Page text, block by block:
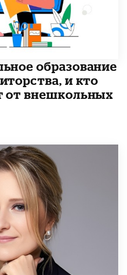
образование
и кто
от внешкольных